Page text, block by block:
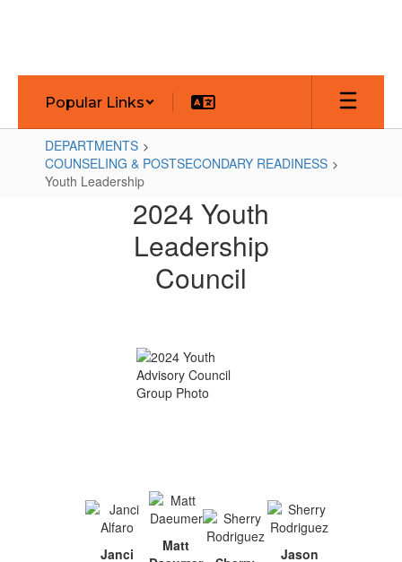
Popular Links
DEPARTMENTS
COUNSELING & POSTSECONDARY READINESS
Youth Leadership
Leadership
2024 Youth
Leadership
Council
Janci
Matt
Jason